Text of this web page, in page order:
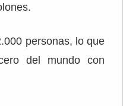
personas, lo que
del mundo con